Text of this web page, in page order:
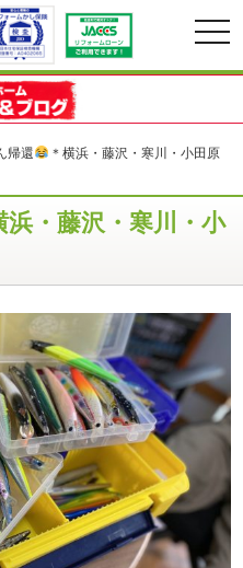
帰還 ＊横浜・藤沢・寒川・小田原
浜・藤沢・寒川・小